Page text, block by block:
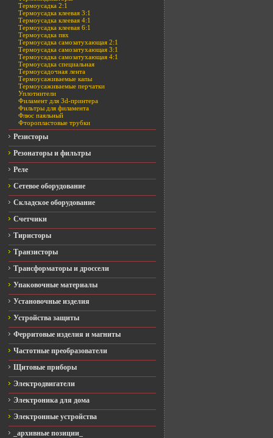
Термоусадка 2:1
Термоусадка клеевая 3:1
Термоусадка клеевая 4:1
Термоусадка клеевая 6:1
Термоусадка пвх
Термоусадка самозатухающая 2:1
Термоусадка самозатухающая 3:1
Термоусадка самозатухающая 4:1
Термоусадка специальная
Термоусадочная лента
Термоусаживаемые капы
Термоусаживаемые перчатки
Уплотнители
Филамент для 3d-принтера
Фильтры для филамента
Флюс паяльный
Фторопластовые трубки
Резисторы
Резонаторы и фильтры
Реле
Сетевое оборудование
Складское оборудование
Счетчики
Тиристоры
Транзисторы
Трансформаторы и дроссели
Упаковочные материалы
Установочные изделия
Устройства защиты
Ферритовые изделия и магниты
Частотные преобразователи
Щитовые приборы
Электродвигатели
Электроника для дома
Электронные устройства
_архивные позиции_